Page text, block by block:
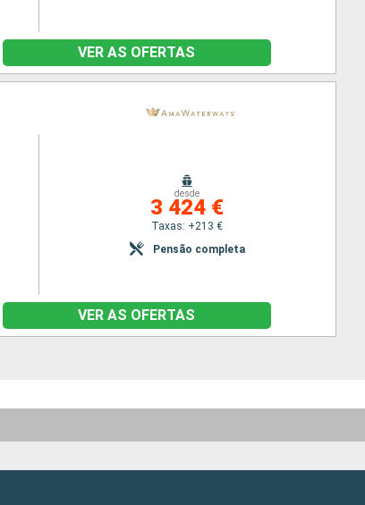
VER AS OFERTAS
desde
3 424 €
Taxas: +213 €
Pensão completa
VER AS OFERTAS